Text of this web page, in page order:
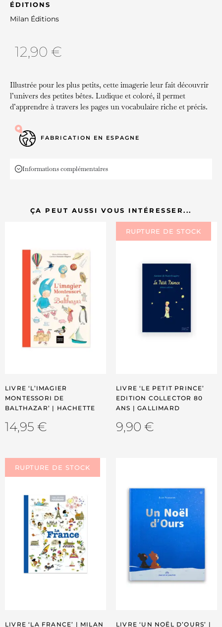
ÉDITIONS
Milan Éditions
12,90 €
Illustrée pour les plus petits, cette imagerie leur fait découvrir
l’univers des petites bêtes. Ludique et coloré, il permet
d’apprendre à travers les pages un vocabulaire riche et précis.
FABRICATION EN ESPAGNE
Informations complémentaires
ÇA PEUT AUSSI VOUS INTÉRESSER...
LIVRE ‘L’IMAGIER
MONTESSORI DE
BALTHAZAR’ | HACHETTE
14,95 €
LIVRE ‘LE PETIT PRINCE’
EDITION COLLECTOR 80
ANS | GALLIMARD
9,90 €
LIVRE ‘LA FRANCE’ | MILAN LIVRE ‘UN NOËL D’OURS’ |